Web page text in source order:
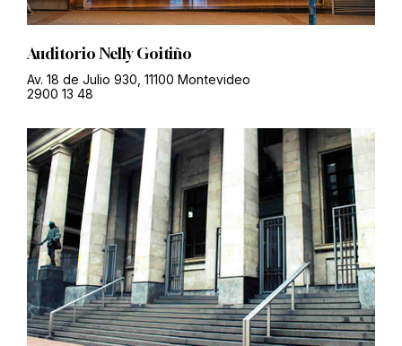
Auditorio Nelly Goitiño
Av. 18 de Julio 930, 11100 Montevideo
2900 13 48